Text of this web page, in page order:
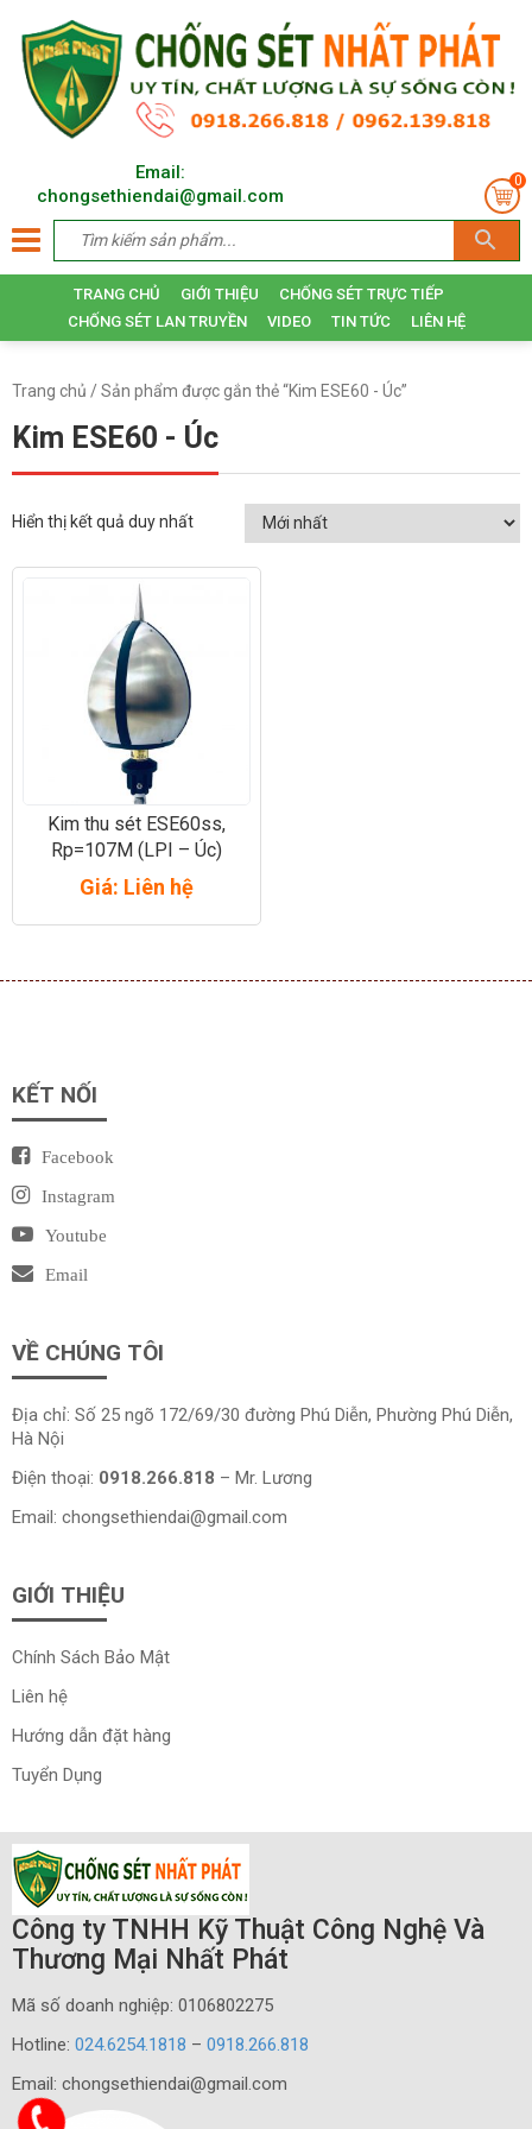
Email:
chongsethiendai@gmail.com
0
TRANG CHỦ GIỚI THIỆU
CHỐNG SÉT TRỰC TIẾP
CHỐNG SÉT LAN TRUYỀN
VIDEO TIN TỨC LIÊN HỆ
Trang chủ / Sản phẩm được gắn thẻ “Kim ESE60 - Úc”
Kim ESE60 - Úc
Hiển thị kết quả duy nhất
Kim thu sét ESE60ss,
Rp=107M (LPI – Úc)
Giá: Liên hệ
KẾT NỐI
Facebook
Instagram
Youtube
Email
VỀ CHÚNG TÔI
Địa chỉ: Số 25 ngõ 172/69/30 đường Phú Diễn, Phường Phú Diễn,
Hà Nội
Điện thoại: 0918.266.818 – Mr. Lương
Email: chongsethiendai@gmail.com
GIỚI THIỆU
Chính Sách Bảo Mật
Liên hệ
Hướng dẫn đặt hàng
Tuyển Dụng
Công ty TNHH Kỹ Thuật Công Nghệ Và
Thương Mại Nhất Phát
Mã số doanh nghiệp: 0106802275
Hotline: 024.6254.1818 – 0918.266.818
Email: chongsethiendai@gmail.com